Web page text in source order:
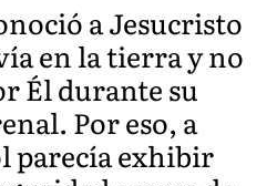
a Jesucristo
en la tierra y no
Él durante su
Por eso, a
parecía exhibir